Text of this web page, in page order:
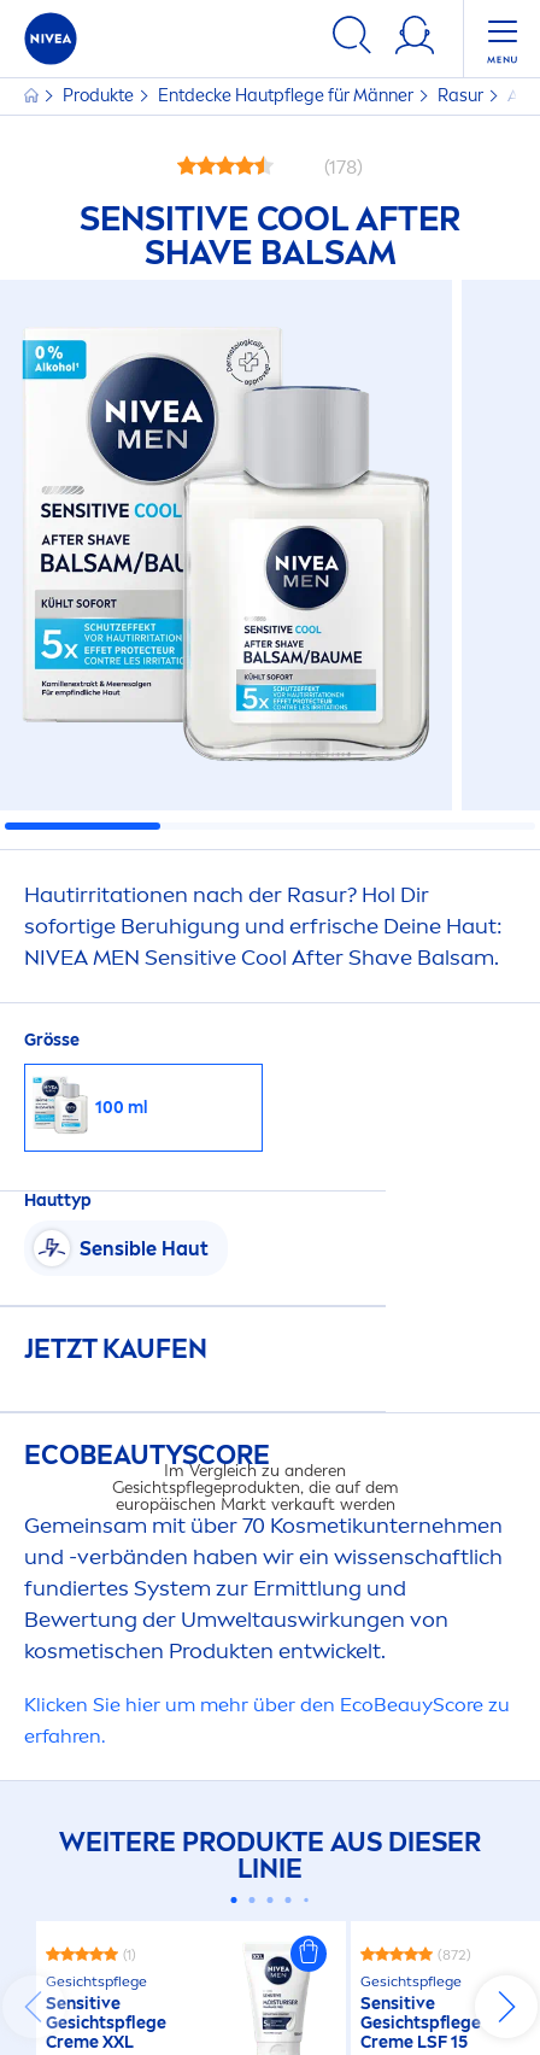
Produkte Entdecke Hautpflege für Männer Rasur
(178)
SENSITIVE COOLAFTER
SHAVE BALSAM
Hautirritationen nach der Rasur? Hol Dir
sofortige Beruhigung und erfrische Deine Haut:
NIVEAMEN Sensitive Cool After Shave Balsam.
Grösse
100 ml
Hauttyp
Sensible Haut
JETZT KAUFEN
ECOBEAUTYSCORE
Im Vergleich zu anderen
Gesichtspflegeprodukten, die auf dem
europäischen Markt verkauft werden​
Gemeinsam mit über 70 Kosmetikunternehmen
und -verbänden haben wir ein wissenschaftlich
fundiertes System zur Ermittlung und
Bewertung der Umweltauswirkungen von
kosmetischen Produkten entwickelt.
Klicken Sie hier um mehr über den EcoBeauyScore zu
erfahren.
WEITERE PRODUKTE AUS DIESER
LINIE
(1)
Gesichtspflege
Sensitive
Gesichtspflege
CremeXXL
(872)
Gesichtspflege
Sensitive
Gesichtspflege
Creme LSF 15